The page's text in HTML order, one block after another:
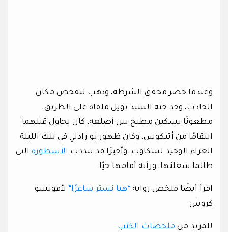
وعندما حضر محقق الشرطة، وذهب لتفحص مكان
الحادث، وجد جثة السيد يويل ملقاه على الطريق،
مطعونًا بسكين مطبخ بين أضلعه، كان يحاول قتلهما
انتقامًا من أتيكوس، وكان ظهور بو رادلي في تلك الليلة
العزاء الوحيد لسكاوت، وأخيرًا قد تبددت الأسطورة التي
طالما شغلتها، ورأته أمامها حيًا.
اقرأ أيضًا ملخص رواية “هيا نشتر شاعرًا” لأفونسو
كروش
للمزيد من ملخصات الكتب